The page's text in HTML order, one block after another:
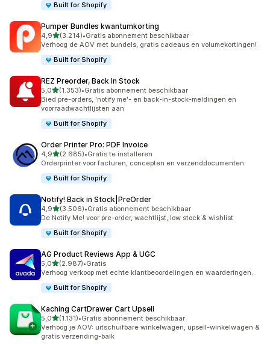
Built for Shopify
Pumper Bundles kwantumkorting
4,9van 5 sterren
(3.214)
3214 recensies in totaal
•Gratis abonnement beschikbaar
Verhoog de AOV met bundels, gratis cadeaus en volumekortingen!
Built for Shopify
REZ Preorder, Back In Stock
5,0van 5 sterren
(1.353)
1353 recensies in totaal
•Gratis abonnement beschikbaar
Bied pre-orders, 'notify me'- en back-in-stock-meldingen en
voorraadwachtlijsten aan
Built for Shopify
Order Printer Pro: PDF Invoice
4,9van 5 sterren
(2.685)
2685 recensies in totaal
•Gratis te installeren
Orderprinter voor facturen, concepten en verzenddocumenten
Built for Shopify
Notify! Back in Stock|PreOrder
4,9van 5 sterren
(3.506)
3506 recensies in totaal
•Gratis abonnement beschikbaar
De Notify Me! voor pre-order, wachtlijst, low stock & wishlist
Built for Shopify
AG Product Reviews App & UGC
5,0van 5 sterren
(2.987)
2987 recensies in totaal
•Gratis
Verhoog verkoop met echte klantbeoordelingen en waarderingen.
Built for Shopify
Kaching CartDrawer Cart Upsell
5,0van 5 sterren
(1.131)
1131 recensies in totaal
•Gratis abonnement beschikbaar
Verhoog je AOV: uitschuifbare winkelwagen, upsell-winkelwagen &
gratis verzending-balk